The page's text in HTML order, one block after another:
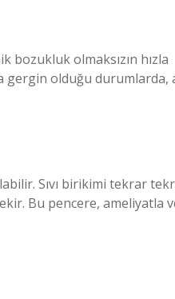
bozukluk olmaksızın hızla
gergin olduğu durumlarda,
Sıvı birikimi tekrar
Bu pencere, ameliyatla